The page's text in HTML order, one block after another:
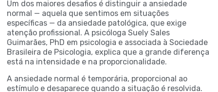
Um dos maiores desafios é distinguir a ansiedade
normal — aquela que sentimos em situações
específicas — da ansiedade patológica, que exige
atenção profissional. A psicóloga Suely Sales
Guimarães, PhD em psicologia e associada à Sociedade
Brasileira de Psicologia, explica que a grande diferença
está na intensidade e na proporcionalidade.
A ansiedade normal é temporária, proporcional ao
estímulo e desaparece quando a situação é resolvida.